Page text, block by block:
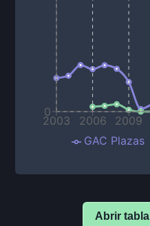
2003 2006 2009
0
GAC Plazas
Abrir